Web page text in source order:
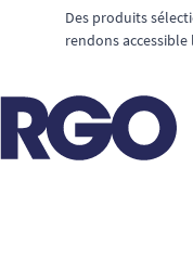
Des produits
rendons